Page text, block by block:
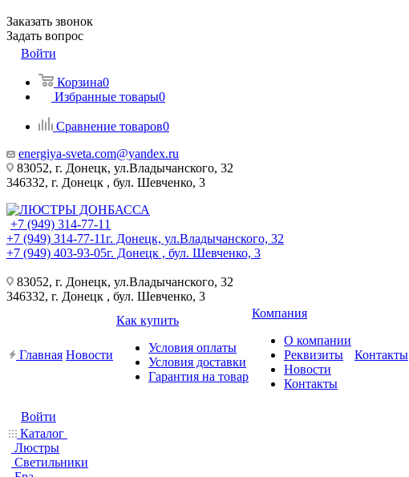
Заказать звонок
Задать вопрос
Войти
Корзина0
Избранные товары0
Сравнение товаров0
energiya-sveta.com@yandex.ru
83052, г. Донецк, ул.Владычанского, 32
346332, г. Донецк , бул. Шевченко, 3
+7 (949) 314-77-11
+7 (949) 314-77-11г. Донецк, ул.Владычанского, 32
+7 (949) 403-93-05г. Донецк , бул. Шевченко, 3
83052, г. Донецк, ул.Владычанского, 32
346332, г. Донецк , бул. Шевченко, 3
Главная Новости
Как купить
Условия оплаты
Условия доставки
Гарантия на товар
Компания
О компании
Реквизиты
Новости
Контакты
Контакты
Войти
Каталог
Люстры
Светильники